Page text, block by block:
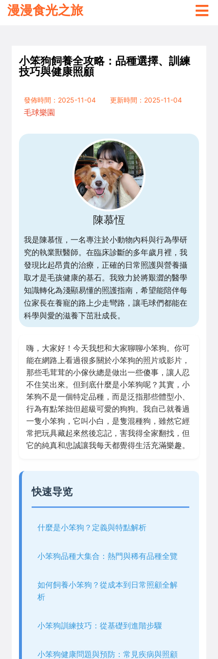
漫漫食光之旅
小笨狗飼養全攻略：品種選擇、訓練
技巧與健康照顧
發佈時間：2025-11-04
更新時間：2025-11-04
毛球樂園
陳慕恆
我是陳慕恆，一名專注於小動物內科與行為學研
究的執業獸醫師。在臨床診斷的多年歲月裡，我
發現比起昂貴的治療，正確的日常照護與營養攝
取才是毛孩健康的基石。我致力於將艱澀的醫學
知識轉化為淺顯易懂的照護指南，希望能陪伴每
位家長在養寵的路上少走彎路，讓毛球們都能在
科學與愛的滋養下茁壯成長。
嗨，大家好！今天我想和大家聊聊小笨狗。你可
能在網路上看過很多關於小笨狗的照片或影片，
那些毛茸茸的小傢伙總是做出一些傻事，讓人忍
不住笑出來。但到底什麼是小笨狗呢？其實，小
笨狗不是一個特定品種，而是泛指那些體型小、
行為有點笨拙但超級可愛的狗狗。我自己就養過
一隻小笨狗，它叫小白，是隻混種狗，雖然它經
常把玩具藏起來然後忘記，害我得全家翻找，但
它的純真和忠誠讓我每天都覺得生活充滿樂趣。
快速导览
什麼是小笨狗？定義與特點解析
小笨狗品種大集合：熱門與稀有品種全覽
如何飼養小笨狗？從成本到日常照顧全解
析
小笨狗訓練技巧：從基礎到進階步驟
小笨狗健康問題與預防：常見疾病與照顧